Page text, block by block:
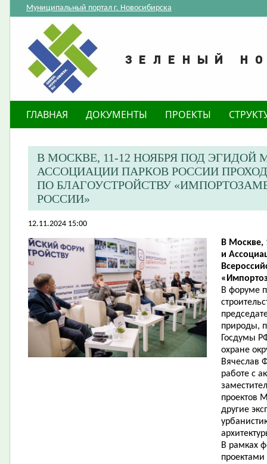
Муниципальный портал г. Новосибирска
ГЛАВНАЯ ДОКУМЕНТЫ ПРОЕКТЫ
В МОСКВЕ, 11-12 НОЯБРЯ ПОД ЭГИДОЙ
АССОЦИАЦИИ ПАРКОВ РОССИИ
ПО БЛАГОУСТРОЙСТВУ
РОССИИ»
12.11.2024 15:00
​В Москве,
и
В форуме
природы,
Госдумы
охране
Вячеслав
работе с
проектов
другие
В рамках
проектами